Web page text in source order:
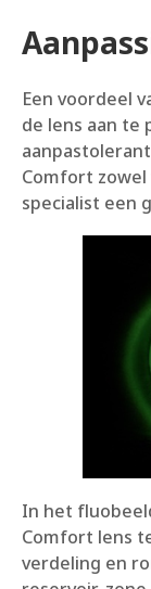
Een voordeel
de lens aan te
Comfort zowel
specialist een
In het
Comfort lens
verdeling en